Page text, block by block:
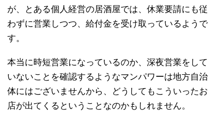
が、とある個人経営の居酒屋では、休業要請にも従
わずに営業しつつ、給付金を受け取っているようで
す。
本当に時短営業になっているのか、深夜営業をして
いないことを確認するようなマンパワーは地方自治
体にはございませんから、どうしてもこういったお
店が出てくるということなのかもしれません。